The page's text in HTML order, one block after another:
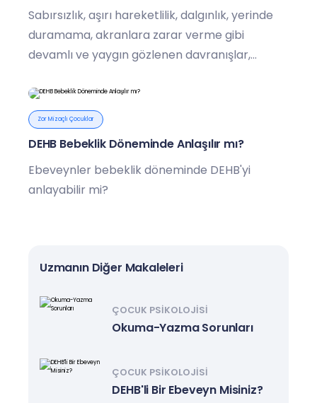
Sabırsızlık, aşırı hareketlilik, dalgınlık, yerinde
duramama, akranlara zarar verme gibi
devamlı ve yaygın gözlenen davranışlar,
kontrol edememesi, akademik başarısızlık gibi
durumlar DEHB habercisi olabilir.
Zor Mizaçlı Çocuklar
DEHB Bebeklik Döneminde Anlaşılır mı?
Ebeveynler bebeklik döneminde DEHB'yi
anlayabilir mi?
Uzmanın Diğer Makaleleri
ÇOCUK PSIKOLOJISI
Okuma-Yazma Sorunları
ÇOCUK PSIKOLOJISI
DEHB'li Bir Ebeveyn Misiniz?